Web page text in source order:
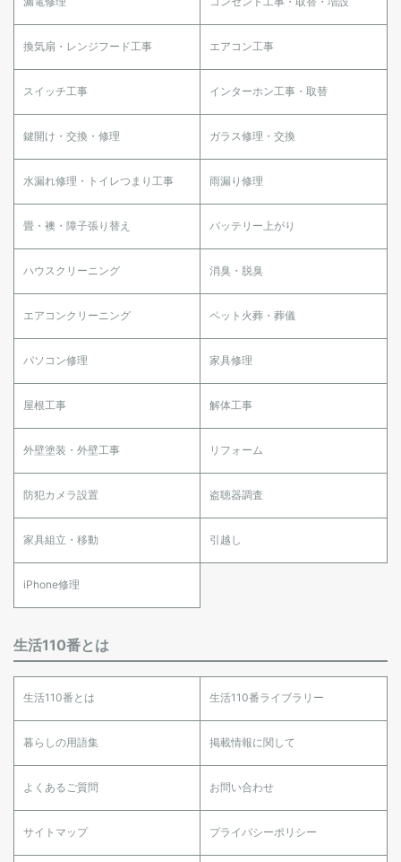
換気扇・レンジフード工事 エアコン工事
スイッチ工事 インターホン工事・取替
鍵開け・交換・修理 ガラス修理・交換
水漏れ修理・トイレつまり工事 雨漏り修理
畳・襖・障子張り替え バッテリー上がり
ハウスクリーニング 消臭・脱臭
エアコンクリーニング ペット火葬・葬儀
パソコン修理 家具修理
屋根工事 解体工事
外壁塗装・外壁工事 リフォーム
防犯カメラ設置 盗聴器調査
家具組立・移動 引越し
iPhone修理
生活110番とは
生活110番とは 生活110番ライブラリー
暮らしの用語集 掲載情報に関して
よくあるご質問 お問い合わせ
サイトマップ プライバシーポリシー